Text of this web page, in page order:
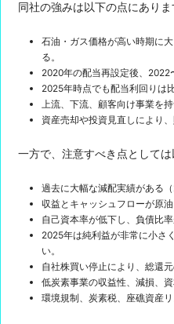
同社の強みは以下の点にありま
石油・ガス価格が高い時期に
る。
2020年の配当再設定後、2022
2025年時点でも配当利回りは
上流、下流、顧客向け事業を
資産売却や投資見直しにより
一方で、注意すべき点としては
過去に大幅な減配実績がある
収益とキャッシュフローが原
自己資本率が低下し、負債比率
2025年は純利益が非常に小さ
い。
自社株買い停止により、総還元
低炭素事業の収益性、減損、
環境規制、炭素税、座礁資産